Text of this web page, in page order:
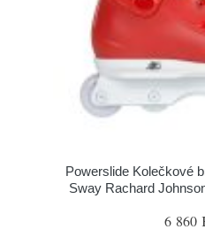
Powerslide Kolečkové
Sway Rachard
6 860